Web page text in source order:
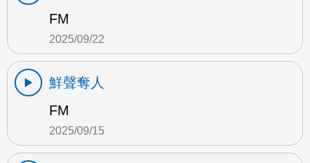
FM
2025/09/22
鮮聲奪人
FM
2025/09/15